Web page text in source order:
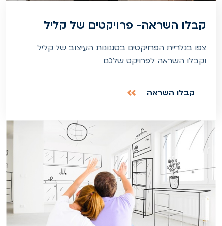
קבלו השראה- פרויקטים של קליל
צפו בגלריית הפרויקטים בסגנונות העיצוב של קליל
וקבלו השראה לפרויקט שלכם
קבלו השראה